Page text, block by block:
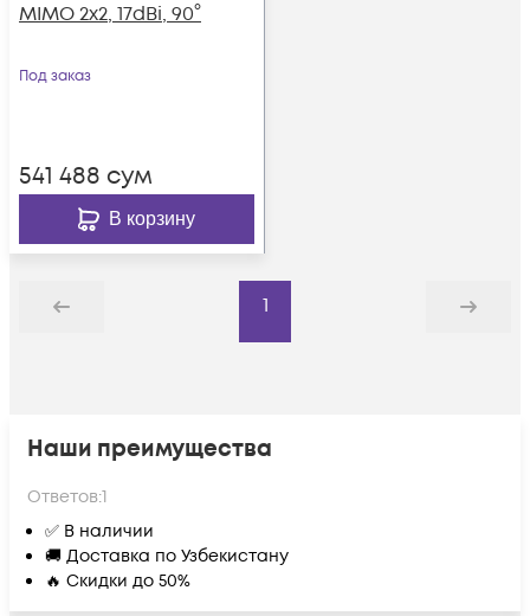
MIMO 2x2, 17dBi, 90°
Под заказ
541 488 сум
В корзину
Назад
1
Дальше
Наши преимущества
Ответов:1
✅ В наличии
🚚 Доставка по Узбекистану
🔥 Скидки до 50%